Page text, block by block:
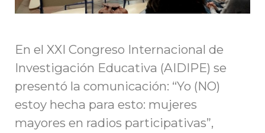
En el XXI Congreso Internacional de
Investigación Educativa (AIDIPE) se
presentó la comunicación: “Yo (NO)
estoy hecha para esto: mujeres
mayores en radios participativas”,